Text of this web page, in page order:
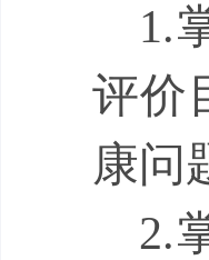
1.
评价
康问
2.